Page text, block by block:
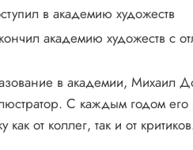
в академию художеств
академию художеств с
в академии, Михаил
С каждым годом
от коллег, так и от